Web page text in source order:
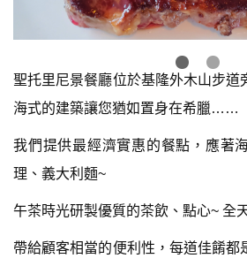
聖托里尼景餐廳位於基隆外木山步道
海式的建築讓您猶如置身在希臘……
我們提供最經濟實惠的餐點，應著
理、義大利麵~
午茶時光研製優質的茶飲、點心~ 全
帶給顧客相當的便利性，每道佳餚都